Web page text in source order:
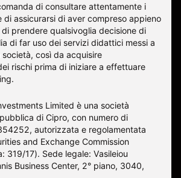
di consultare attentamente i
di assicurarsi di aver compreso appieno
prendere qualsivoglia decisione di
di far uso dei servizi didattici messi a
così da acquisire
rischi prima di iniziare a effettuare
Limited è una società
di Cipro, con numero di
autorizzata e regolamentata
and Exchange Commission
319/17). Sede legale: Vasileiou
Business Center, 2° piano, 3040,